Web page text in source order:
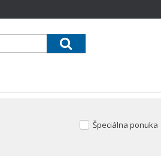
Špeciálna ponuka